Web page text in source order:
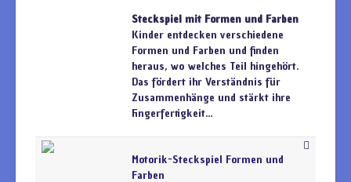
Steckspiel mit Formen und Farben
Kinder entdecken verschiedene
Formen und Farben und finden
heraus, wo welches Teil hingehört.
Das fördert ihr Verständnis für
Zusammenhänge und stärkt ihre
Fingerfertigkeit...
Motorik-Steckspiel Formen und
Farben